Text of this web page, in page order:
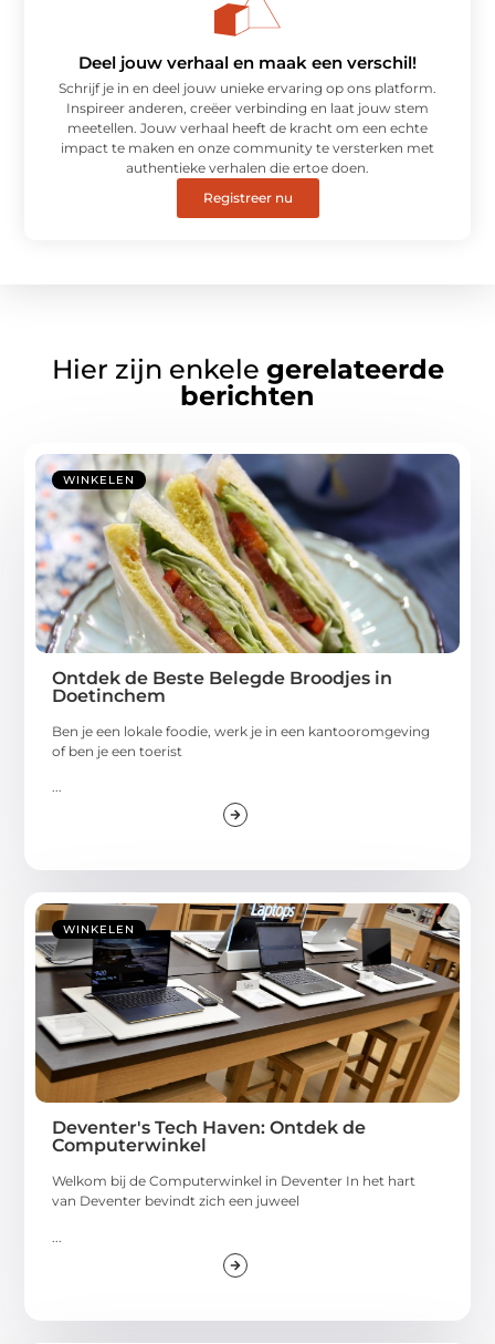
Deel jouw verhaal en maak een verschil!
Schrijf je in en deel jouw unieke ervaring op ons platform.
Inspireer anderen, creëer verbinding en laat jouw stem
meetellen. Jouw verhaal heeft de kracht om een echte
impact te maken en onze community te versterken met
authentieke verhalen die ertoe doen.
Registreer nu
Hier zijn enkele gerelateerde
berichten
WINKELEN
Ontdek de Beste Belegde Broodjes in
Doetinchem
Ben je een lokale foodie, werk je in een kantooromgeving
of ben je een toerist
...
WINKELEN
Deventer's Tech Haven: Ontdek de
Computerwinkel
Welkom bij de Computerwinkel in Deventer In het hart
van Deventer bevindt zich een juweel